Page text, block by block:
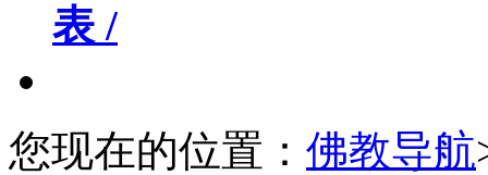
表 /
您现在的位置： 佛教导航